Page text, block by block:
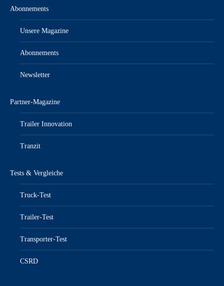
Abonnements
Unsere Magazine
Abonnements
Newsletter
Partner-Magazine
Trailer Innovation
Tranzit
Tests & Vergleiche
Truck-Test
Trailer-Test
Transporter-Test
CSRD